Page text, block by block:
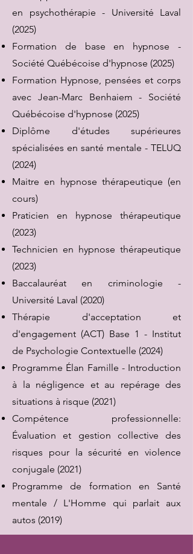
en psychothérapie - Université Laval
(2025)
Formation de base en hypnose -
Société Québécoise d'hypnose (2025)
Formation Hypnose, pensées et corps
avec Jean-Marc Benhaiem - Société
Québécoise d'hypnose (2025)
Diplôme d'études supérieures
spécialisées en santé mentale - TELUQ
(2024)
Maitre en hypnose thérapeutique (en
cours)
Praticien en hypnose thérapeutique
(2023)
Technicien en hypnose thérapeutique
(2023)
Baccalauréat en criminologie -
Université Laval (2020)
Thérapie d'acceptation et
d'engagement (ACT) Base 1 - Institut
de Psychologie Contextuelle (2024)
Programme Élan Famille - Introduction
à la négligence et au repérage des
situations à risque (2021)
Compétence professionnelle:
Évaluation et gestion collective des
risques pour la sécurité en violence
conjugale (2021)
Programme de formation en Santé
mentale / L'Homme qui parlait aux
autos (2019)